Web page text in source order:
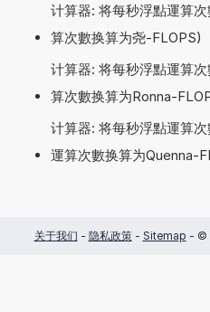
计算器: 将每秒浮點運算
算次數换算为尧-FLOPS)
计算器: 将每秒浮點運算
算次數换算为Ronna-
计算器: 将每秒浮點運算
運算次數换算为Quenna-
关于我们 - 隐私政策- Sitemap - ©